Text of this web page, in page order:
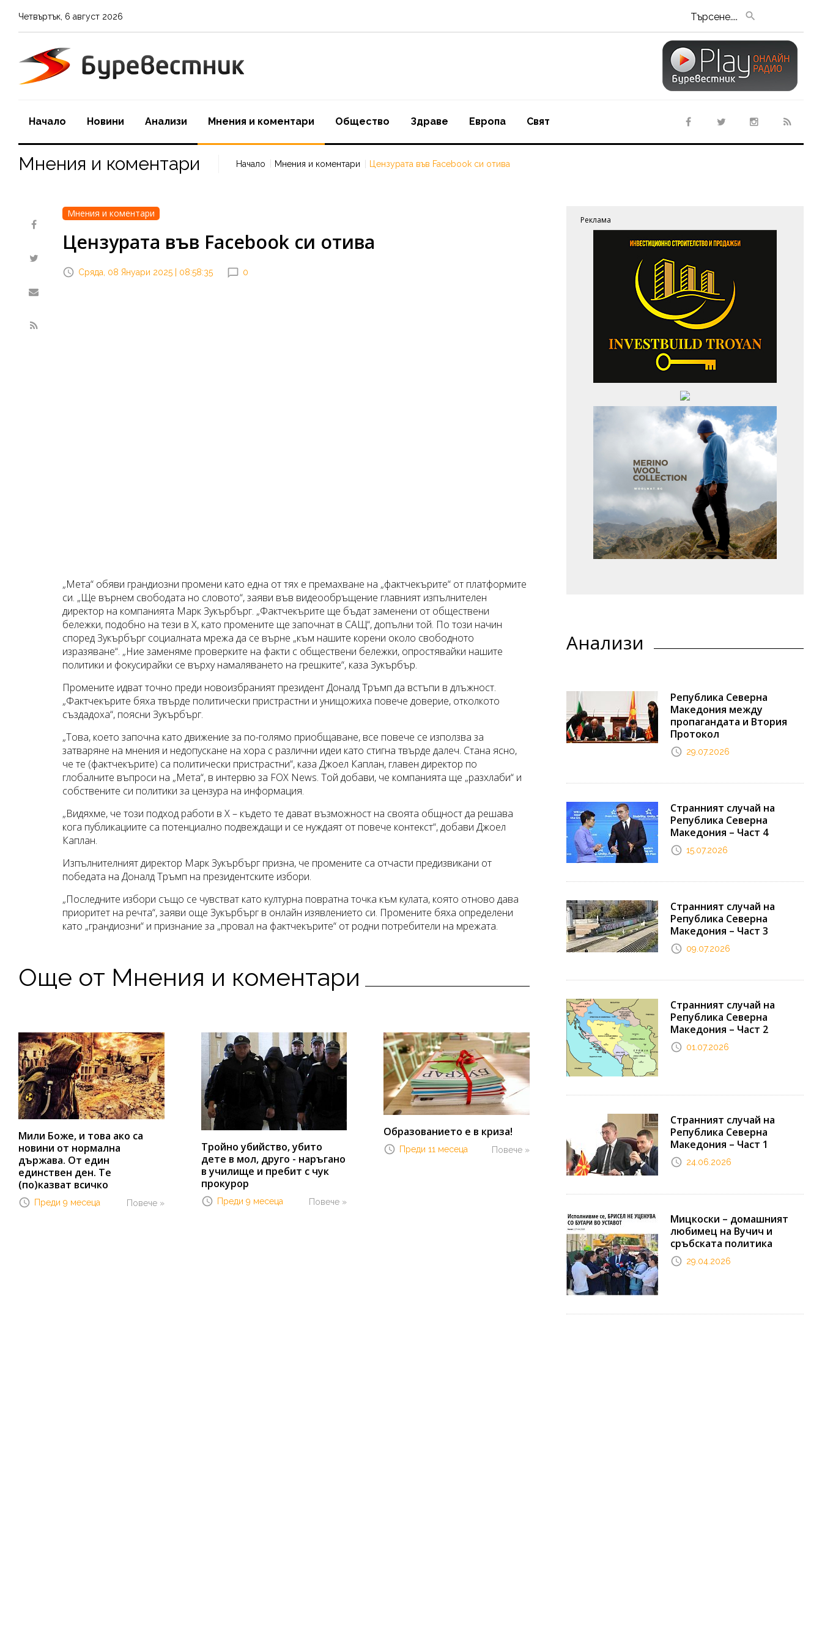
Четвъртък 6 август 2026 Търсене....
Начало Новини Aнализи Мнения и коментари Oбщество Здраве Европа Свят
Мнения и коментари Начало Мнения и коментари Цензурата във Facebook си отива
Мнения и коментари
Цензурата във Facebook си отива
Сряда, 08 Януари 2025 | 08:58:35 0
„Мета“ обяви грандиозни промени като една от тях е премахване на „фактчекърите“ от платформите
си. „Ще върнем свободата но словото“, заяви във видеообръщение главният изпълнителен
директор на компанията Марк Зукърбърг. „Фактчекърите ще бъдат заменени от обществени
бележки, подобно на тези в X, като промените ще започнат в САЩ“, допълни той. По този начин
според Зукърбърг социалната мрежа да се върне „към нашите корени около свободното
изразяване“. „Ние заменяме проверките на факти с обществени бележки, опростявайки нашите
политики и фокусирайки се върху намаляването на грешките“, каза Зукърбър.
Промените идват точно преди новоизбраният президент Доналд Тръмп да встъпи в длъжност.
„Фактчекърите бяха твърде политически пристрастни и унищожиха повече доверие, отколкото
създадоха“, поясни Зукърбърг.
„Това, което започна като движение за по-голямо приобщаване, все повече се използва за
затваряне на мнения и недопускане на хора с различни идеи като стигна твърде далеч. Стана ясно,
че те (фактчекърите) са политически пристрастни“, каза Джоел Каплан, главен директор по
глобалните въпроси на „Мета“, в интервю за FOX News. Той добави, че компанията ще „разхлаби“ и
собствените си политики за цензура на информация.
„Видяхме, че този подход работи в X – където те дават възможност на своята общност да решава
кога публикациите са потенциално подвеждащи и се нуждаят от повече контекст“, добави Джоел
Каплан.
Изпълнителният директор Марк Зукърбърг призна, че промените са отчасти предизвикани от
победата на Доналд Тръмп на президентските избори.
„Последните избори също се чувстват като културна повратна точка към кулата, която отново дава
приоритет на речта“, заяви още Зукърбърг в онлайн изявлението си. Промените бяха определени
като „грандиозни“ и признание за „провал на фактчекърите“ от родни потребители на мрежата.
Още от Мнения и коментари
Мили Боже, и това ако са
новини от нормална
държава. От един
единствен ден. Те
(по)казват всичко
Повече »
Преди 9 месеца
Тройно убийство, убито
дете в мол, друго - наръгано
в училище и пребит с чук
прокурор
Повече »
Преди 9 месеца
Образованието е в криза!
Повече »
Преди 11 месеца
Реклама
Анализи
Република Северна
Македония между
пропагандата и Втория
Протокол
29.07.2026
Странният случай на
Република Северна
Македония – Част 4
15.07.2026
Странният случай на
Република Северна
Македония – Част 3
09.07.2026
Странният случай на
Република Северна
Македония – Част 2
01.07.2026
Странният случай на
Република Северна
Македония – Част 1
24.06.2026
Мицкоски – домашният
любимец на Вучич и
сръбската политика
29.04.2026